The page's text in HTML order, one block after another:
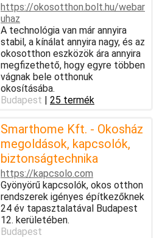
https://okosotthon.bolt.hu/webar
uhaz
A technológia van már annyira
stabil, a kínálat annyira nagy, és az
okosotthon eszközök ára annyira
megfizethető, hogy egyre többen
vágnak bele otthonuk
okosításába.
Budapest | 25 termék
Smarthome Kft. - Okosház
megoldások, kapcsolók,
biztonságtechnika
https://kapcsolo.com
Gyönyörű kapcsolók, okos otthon
rendszerek igényes építkezőknek
24 év tapasztalatával Budapest
12. kerületében.
Budapest